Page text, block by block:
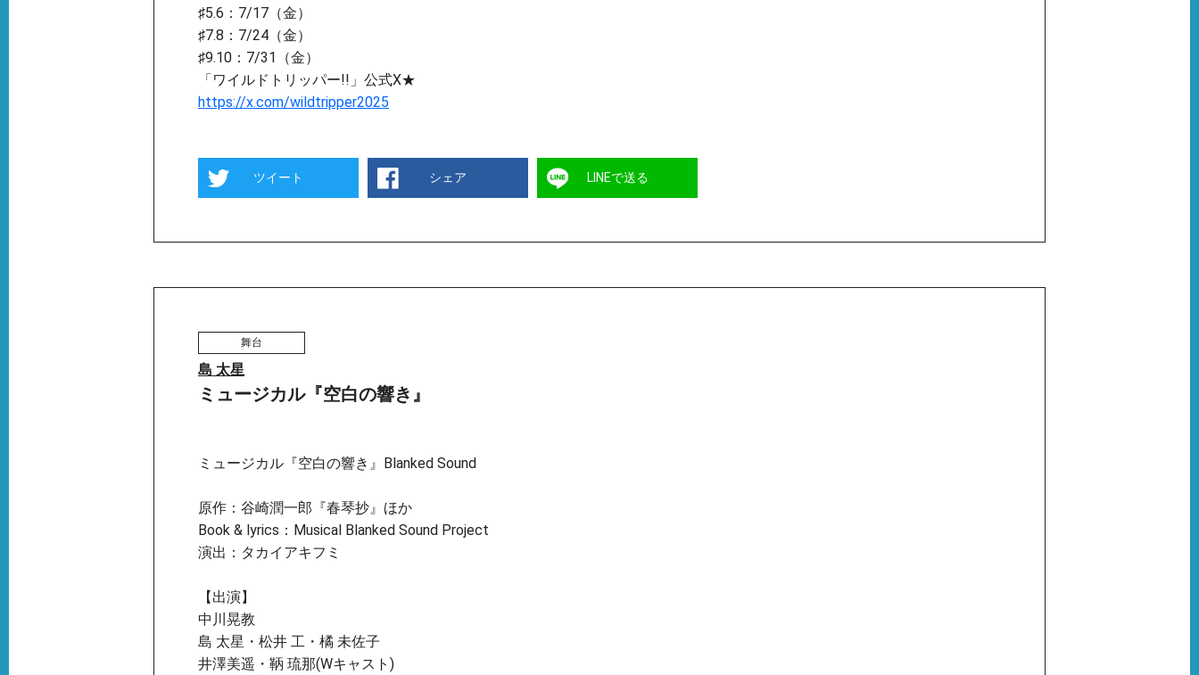
♯5.6：7/17（金）
♯7.8：7/24（金）
♯9.10：7/31（金）
「ワイルドトリッパー!!」公式X★
https://x.com/wildtripper2025
ツイート シェア LINEで送る
舞台
島 太星
ミュージカル『空白の響き』
ミュージカル『空白の響き』Blanked Sound
原作：谷崎潤一郎『春琴抄』ほか
Book & lyrics：Musical Blanked Sound Project
演出：タカイアキフミ
【出演】
中川晃教
島 太星・松井 工・橘 未佐子
井澤美遥・鞆 琉那(Wキャスト)